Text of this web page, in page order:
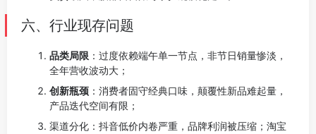
六、行业现存问题
品类局限 ：过度依赖端午单一节点，非节日销量惨淡，
全年营收波动大；
创新瓶颈 ：消费者固守经典口味，颠覆性新品难起量，
产品迭代空间有限；
渠道分化：抖音低价内卷严重，品牌利润被压缩；淘宝